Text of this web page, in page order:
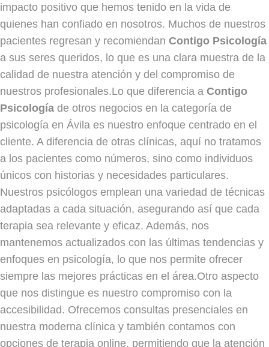
impacto positivo que hemos tenido en la vida de
quienes han confiado en nosotros. Muchos de nuestros
pacientes regresan y recomiendan Contigo Psicología
a sus seres queridos, lo que es una clara muestra de la
calidad de nuestra atención y del compromiso de
nuestros profesionales.Lo que diferencia a Contigo
Psicología de otros negocios en la categoría de
psicología en Ávila es nuestro enfoque centrado en el
cliente. A diferencia de otras clínicas, aquí no tratamos
a los pacientes como números, sino como individuos
únicos con historias y necesidades particulares.
Nuestros psicólogos emplean una variedad de técnicas
adaptadas a cada situación, asegurando así que cada
terapia sea relevante y eficaz. Además, nos
mantenemos actualizados con las últimas tendencias y
enfoques en psicología, lo que nos permite ofrecer
siempre las mejores prácticas en el área.Otro aspecto
que nos distingue es nuestro compromiso con la
accesibilidad. Ofrecemos consultas presenciales en
nuestra moderna clínica y también contamos con
opciones de terapia online, permitiendo que la atención